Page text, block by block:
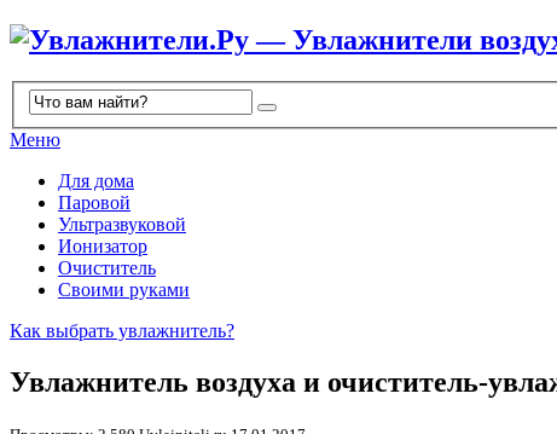
Меню
Для дома
Паровой
Ультразвуковой
Ионизатор
Очиститель
Своими руками
Как выбрать увлажнитель?
Увлажнитель воздуха и очиститель-